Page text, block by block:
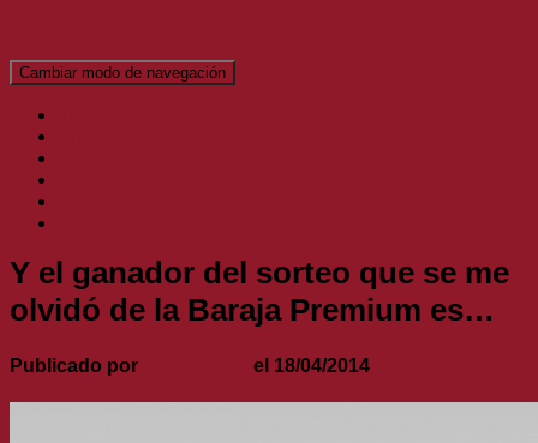
Cambiar modo de navegación
Y el ganador del sorteo que se me
olvidó de la Baraja Premium es…
Publicado por el 18/04/2014